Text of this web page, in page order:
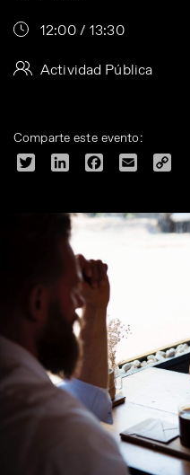
12:00 / 13:30
Actividad Pública
Comparte este evento:
Twitter LinkedInFacebook
Email